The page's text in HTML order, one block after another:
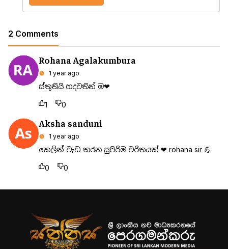
2 Comments
Rohana Agalakumbura
1 year ago
ස්තුතියි හදවතින් ම❤
1 0
Aksha sanduni
1 year ago
කෙලින් වැඩ කරන සුපිරිම චරිතයක් ❤ rohana sir 💪
0 0